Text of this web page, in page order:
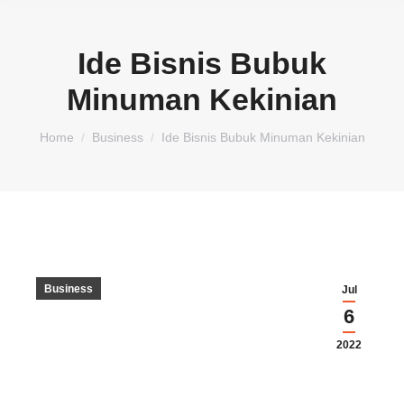
Ide Bisnis Bubuk
Minuman Kekinian
You are here:
Home Business Ide Bisnis Bubuk Minuman Kekinian
Jul
6
2022
Business